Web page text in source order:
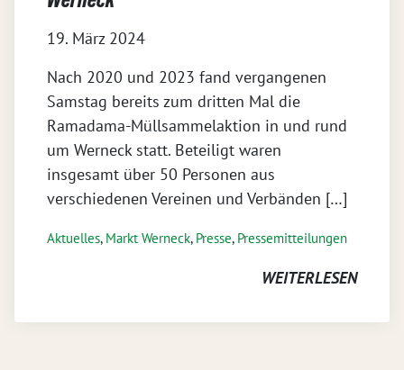
19. März 2024
Nach 2020 und 2023 fand vergangenen
Samstag bereits zum dritten Mal die
Ramadama-Müllsammelaktion in und rund
um Werneck statt. Beteiligt waren
insgesamt über 50 Personen aus
verschiedenen Vereinen und Verbänden […]
Aktuelles, Markt Werneck, Presse, Pressemitteilungen
WEITERLESEN